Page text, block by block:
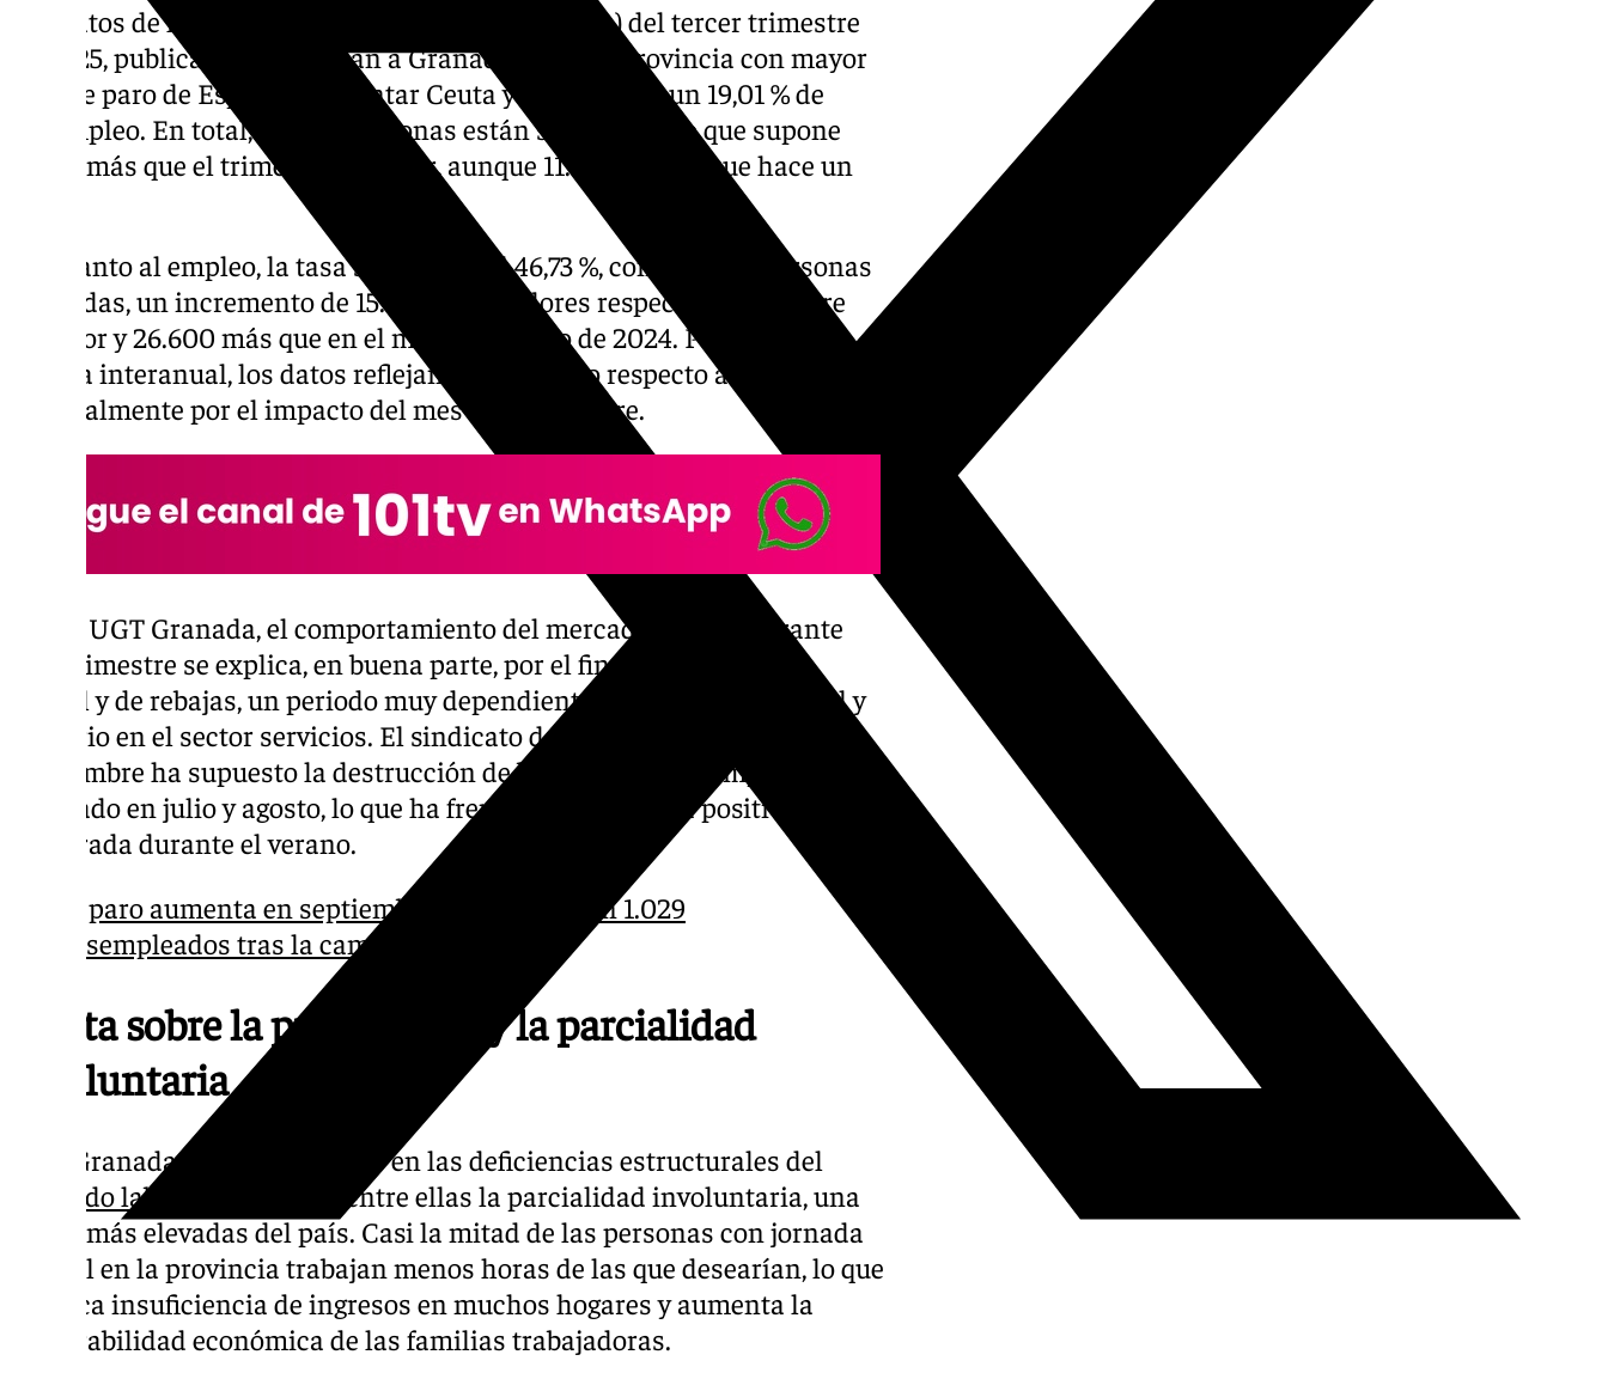
Los datos de la Encuesta de Población Activa (EPA) del tercer trimestre
de 2025, publicados hoy, sitúan a Granada como la provincia con mayor
tasa de paro de España, sin contar Ceuta y Melilla, con un 19,01 % de
desempleo. En total, 88.300 personas están sin trabajo, lo que supone
9.000 más que el trimestre anterior, aunque 11.100 menos que hace un
En cuanto al empleo, la tasa se sitúa en el 46,73 %, con 376.000 personas
ocupadas, un incremento de 15.900 trabajadores respecto al trimestre
anterior y 26.600 más que en el mismo periodo de 2024. Pese a esta
mejora interanual, los datos reflejan un retroceso respecto al verano,
especialmente por el impacto del mes de septiembre.
Según UGT Granada, el comportamiento del mercado laboral durante
este trimestre se explica, en buena parte, por el fin de la temporada
estival y de rebajas, un periodo muy dependiente del empleo temporal y
precario en el sector servicios. El sindicato destaca que el mes de
septiembre ha supuesto la destrucción de buena parte del empleo
generado en julio y agosto, lo que ha frenado la tendencia positiva
registrada durante el verano.
El paro aumenta en septiembre en Granada en 1.029
desempleados tras la campaña de verano
Alerta sobre la precariedad y la parcialidad
involuntaria
UGT Granada ha puesto el foco en las deficiencias estructurales del
mercado laboral provincial
, entre ellas la parcialidad involuntaria, una
de las más elevadas del país. Casi la mitad de las personas con jornada
parcial en la provincia trabajan menos horas de las que desearían, lo que
provoca insuficiencia de ingresos en muchos hogares y aumenta la
vulnerabilidad económica de las familias trabajadoras.